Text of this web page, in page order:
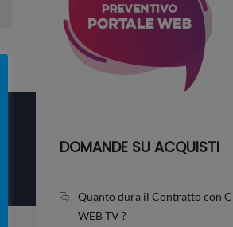
DOMANDE SU ACQUISTI
Quanto dura il Contratto con
WEB TV ?